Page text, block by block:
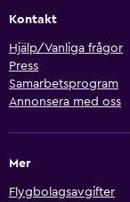
Kontakt
Hjälp/Vanliga frågor
Press
Samarbetsprogram
Annonsera med oss
Mer
Flygbolagsavgifter